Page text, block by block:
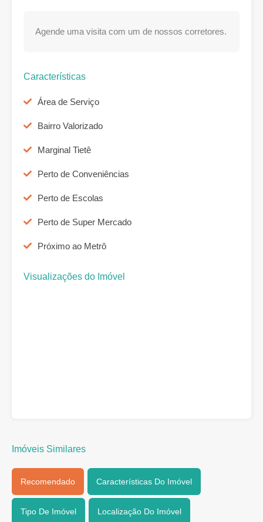
Agende uma visita com um de nossos corretores.
Características
Área de Serviço
Bairro Valorizado
Marginal Tietê
Perto de Conveniências
Perto de Escolas
Perto de Super Mercado
Próximo ao Metrô
Visualizações do Imóvel
Imóveis Similares
Recomendado Características Do Imóvel
Tipo De Imóvel Localização Do Imóvel